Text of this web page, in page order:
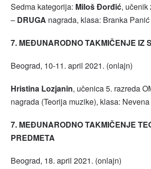
Sedma kategorija: Miloš Đorđić, učenik
– DRUGA nagrada, klasa: Branka Panić
7. MEĐUNARODNO TAKMIČENJE IZ
Beograd, 10-11. april 2021. (onlajn)
Hristina Lozjanin, učenica 5. razreda
nagrada (Teorija muzike), klasa:
7. MEĐUNARODNO TAKMIČENJE
PREDMETA
Beograd, 18. april 2021. (onlajn)